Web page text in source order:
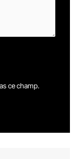
ce champ.